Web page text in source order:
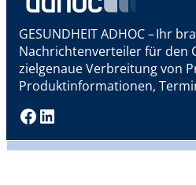
GESUNDHEIT ADHOC – Ihr
Nachrichtenverteiler für den
zielgenaue Verbreitung von
Produktinformationen,
Facebook LinkedIn